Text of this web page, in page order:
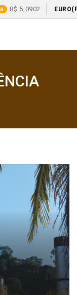
5,0902